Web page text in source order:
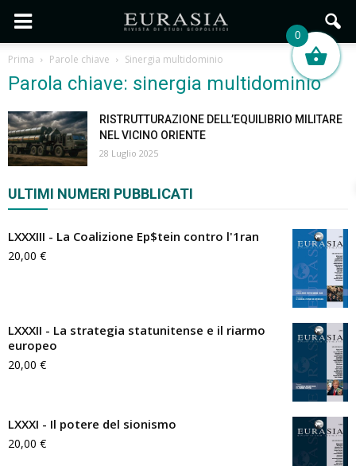
Prima Parole chiave Sinergia multidominio
Parola chiave: sinergia multidominio
RISTRUTTURAZIONE DELL’EQUILIBRIO MILITARE
NEL VICINO ORIENTE
28 Luglio 2025
ULTIMI NUMERI PUBBLICATI
LXXXIII - La Coalizione Ep$tein contro l'1ran
20,00 €
LXXXII - La strategia statunitense e il riarmo
europeo
20,00 €
LXXXI - Il potere del sionismo
20,00 €
0